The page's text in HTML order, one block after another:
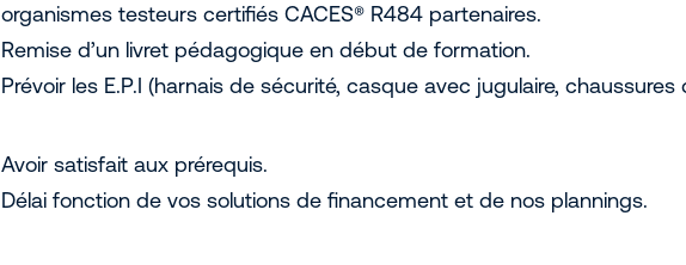
organismes testeurs certifiés CACES® R484 partenaires.
Remise d’un livret pédagogique en début de formation.
Prévoir les E.P.I (harnais de sécurité, casque avec jugulaire, chaussures
Avoir satisfait aux prérequis.
Délai fonction de vos solutions de financement et de nos plannings.